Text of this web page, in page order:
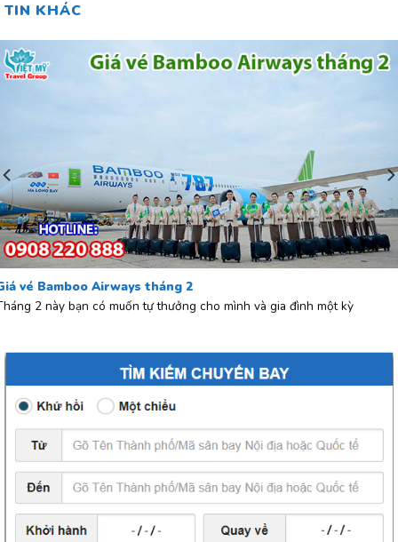
TIN KHÁC
vé Bamboo Airways tháng 2
2 này bạn có muốn tự thưởng cho mình và gia đình một kỳ